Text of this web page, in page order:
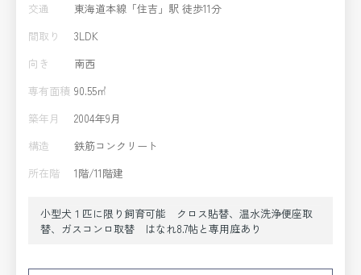
交通
東海道本線「住吉」駅 徒歩11分
間取り
3LDK
向き
南西
専有面積 90.55㎡
築年月
2004年9月
構造
鉄筋コンクリート
所在階
1階/11階建
小型犬１匹に限り飼育可能 クロス貼替、温水洗浄便座取
替、ガスコンロ取替 はなれ8.7帖と専用庭あり